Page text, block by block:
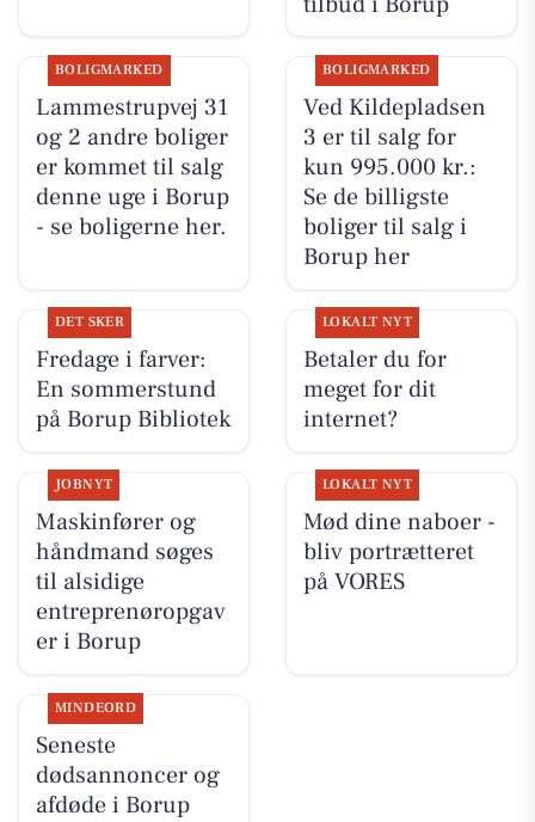
BOLIGMARKED
Lammestrupvej 31
og 2 andre boliger
er kommet til salg
denne uge i Borup
- se boligerne her.
BOLIGMARKED
Ved Kildepladsen
3 er til salg for
kun 995.000 kr.:
Se de billigste
boliger til salg i
Borup her
DET SKER
Fredage i farver:
En sommerstund
på Borup Bibliotek
LOKALT NYT
Betaler du for
meget for dit
internet?
JOBNYT
Maskinfører og
håndmand søges
til alsidige
entreprenøropgav
er i Borup
LOKALT NYT
Mød dine naboer -
bliv portrætteret
på VORES
MINDEORD
Seneste
dødsannoncer og
afdøde i Borup